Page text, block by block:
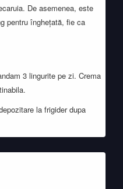
De asemenea, este
pentru înghețată, fie ca
3 lingurite pe zi. Crema
la frigider dupa